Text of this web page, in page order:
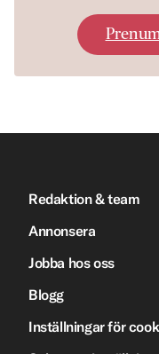
Redaktion & team
Annonsera
Jobba hos oss
Blogg
Inställningar för